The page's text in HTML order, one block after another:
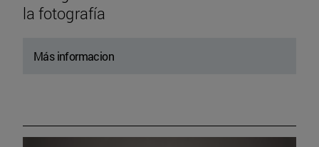
la fotografía
Más informacion